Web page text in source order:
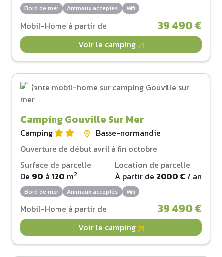
Bord de mer Animaux acceptés Wifi
Mobil-Home à partir de 39 490 €
Voir le camping
Camping Gouville Sur Mer
Camping
Basse-normandie
Ouverture de début avril à fin octobre
Surface de parcelle
De 90 à 120 m2
Location de parcelle
À partir de 2000 € / an
Bord de mer Animaux acceptés Wifi
Mobil-Home à partir de 39 490 €
Voir le camping